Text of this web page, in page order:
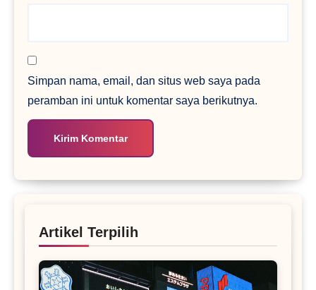
Simpan nama, email, dan situs web saya pada
peramban ini untuk komentar saya berikutnya.
Artikel Terpilih